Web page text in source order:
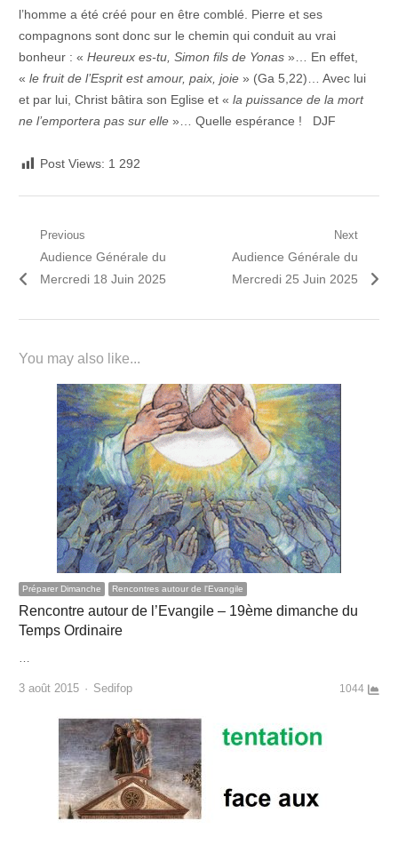
l’homme a été créé pour en être comblé. Pierre et ses
compagnons sont donc sur le chemin qui conduit au vrai
bonheur : « Heureux es-tu, Simon fils de Yonas »… En effet,
« le fruit de l’Esprit est amour, paix, joie» (Ga 5,22)… Avec lui
et par lui, Christ bâtira son Eglise et « la puissance de la mort
ne l’emportera pas sur elle »… Quelle espérance ! DJF
Post Views: 1 292
Navigation
de
Previous
Previous
post:
Audience Générale du
Mercredi 18 Juin 2025
Next
Next
post:
Audience Générale du
Mercredi 25 Juin 2025
You may also like...
Préparer Dimanche Rencontres autour de l'Evangile
Rencontre autour de l’Evangile – 19ème dimanche du
Temps Ordinaire
…
3 août 2015 Author
Sedifop 1044